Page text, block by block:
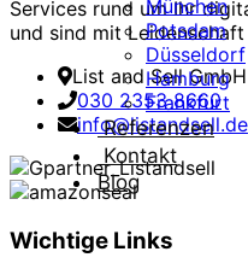
München
Potsdam
Düsseldorf
Hamburg
Frankfurt
Referenzen
Kontakt
Blog
Services rund um Ihr
und sind mit
List and Sell GmbH
030 2353 8660
info@listandsell.de
Wichtige Links